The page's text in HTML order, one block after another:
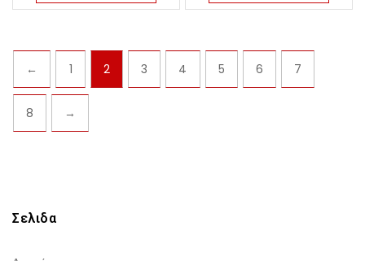
← 1 2 3 4 5 6 7
8 →
Σελιδα